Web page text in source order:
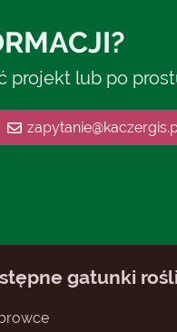
lub po
gatunki